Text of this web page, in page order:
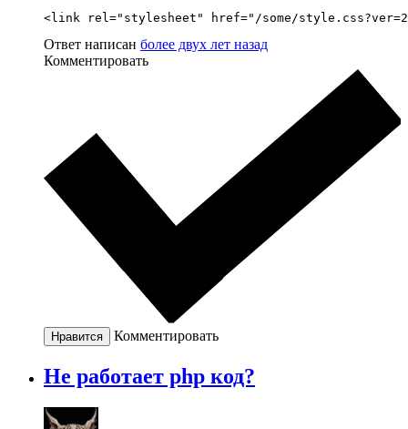
<link rel="stylesheet" href="/some/
Ответ написан более двух лет назад
Комментировать
Нравится Комментировать
Не работает php код?